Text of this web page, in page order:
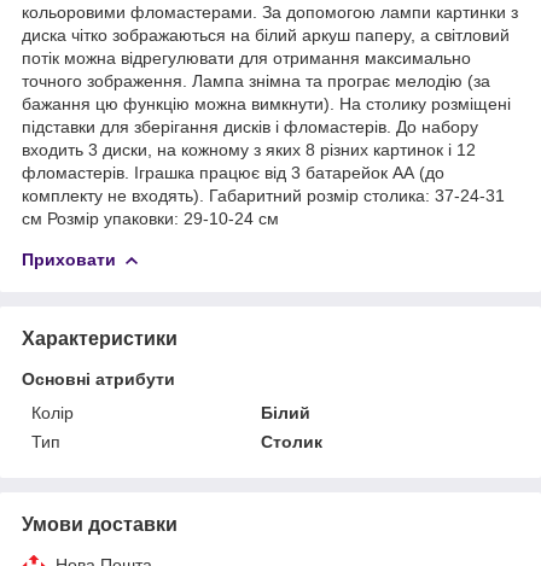
кольоровими фломастерами. За допомогою лампи картинки з
диска чітко зображаються на білий аркуш паперу, а світловий
потік можна відрегулювати для отримання максимально
точного зображення. Лампа знімна та програє мелодію (за
бажання цю функцію можна вимкнути). На столику розміщені
підставки для зберігання дисків і фломастерів. До набору
входить 3 диски, на кожному з яких 8 різних картинок і 12
фломастерів. Іграшка працює від 3 батарейок АА (до
комплекту не входять). Габаритний розмір столика: 37-24-31
см Розмір упаковки: 29-10-24 см
Приховати
Характеристики
Основні атрибути
Колір
Білий
Тип
Столик
Умови доставки